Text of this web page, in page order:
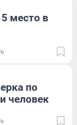
место в
по
человек